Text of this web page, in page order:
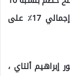
بالمائة لجميع مشتركينا. تم إجراء خصم إجمالي 17٪ على
إبراهيم ألتاي ،